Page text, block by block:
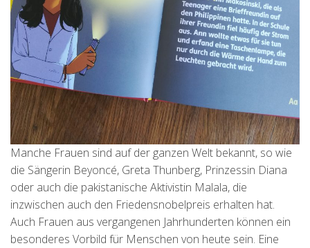
Manche Frauen sind auf der ganzen Welt bekannt, so wie
die Sängerin Beyoncé, Greta Thunberg, Prinzessin Diana
oder auch die pakistanische Aktivistin Malala, die
inzwischen auch den Friedensnobelpreis erhalten hat.
Auch Frauen aus vergangenen Jahrhunderten können ein
besonderes Vorbild für Menschen von heute sein. Eine